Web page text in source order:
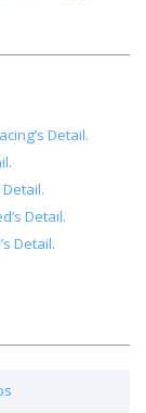
Detail.
Detail.
Detail.